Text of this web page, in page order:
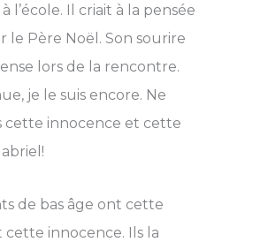
l’école. Il criait à la pensée
le Père Noël. Son sourire
lors de la rencontre.
je le suis encore. Ne
cette innocence et cette
de bas âge ont cette
innocence. Ils la